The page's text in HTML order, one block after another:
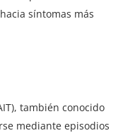
síntomas más
también conocido
mediante episodios